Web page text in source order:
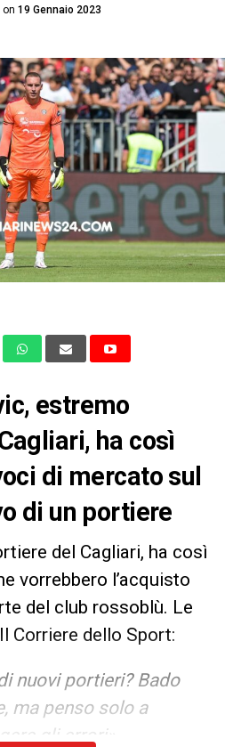
on 19 Gennaio 2023
estremo
ha così
di mercato sul
di un portiere
del Cagliari, ha così
vorrebbero l’acquisto
del club rossoblù. Le
Corriere dello Sport:
nuovi portieri? Bado
ma penso solo a
gli errori».